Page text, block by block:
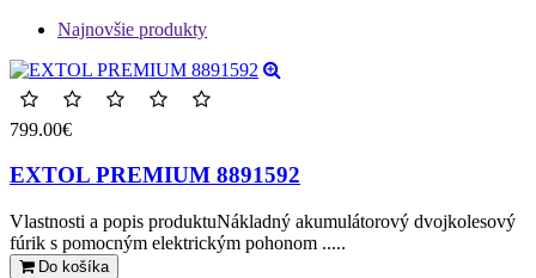
Najnovšie produkty
799.00€
EXTOL PREMIUM 8891592
Vlastnosti a popis produktuNákladný akumulátorový dvojkolesový
fúrik s pomocným elektrickým pohonom .....
Do košíka